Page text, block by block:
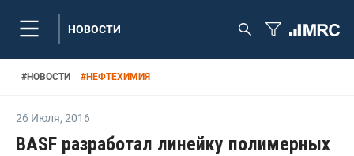
НОВОСТИ
#НОВОСТИ #НЕФТЕХИМИЯ
26 Июля, 2016
BASF разработал линейку полимерных